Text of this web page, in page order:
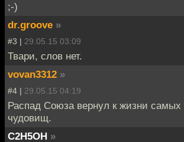
;-)
dr.groove »
#3 | 29.05.15 03:09
Твари, слов нет.
vovan3312 »
#4 | 29.05.15 04:19
Распад Союза вернул к жизни
чудовищ.
C2H5OH »